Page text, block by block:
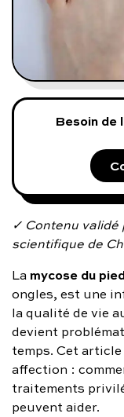
Prenez soin de
Vous avez
01 86 65
Besoin de
✓ Contenu validé
scientifique de
Lamycose du
ongles, est une
la qualité de vie
devient
temps. Cet
affection :
traitements
peuvent aider.